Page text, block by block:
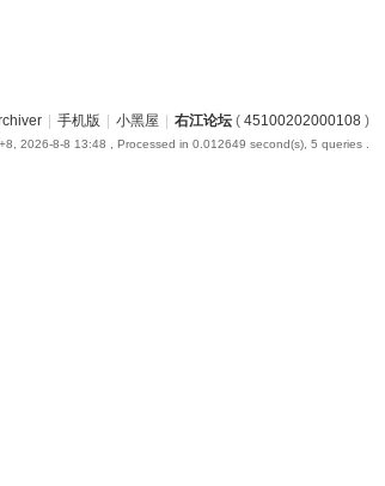
手机版 小黑屋 右江论坛( 45100202000108)
2026-8-8 13:48 , Processed in 0.012649 second(s), 5 queries .